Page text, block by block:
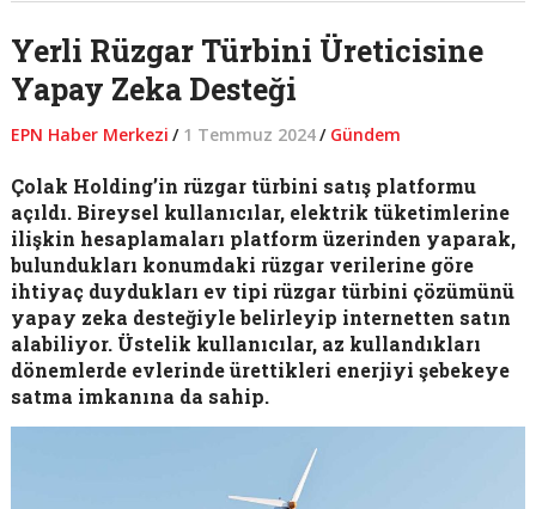
Yerli Rüzgar Türbini Üreticisine
Yapay Zeka Desteği
EPN Haber Merkezi / 1 Temmuz 2024/ Gündem
Çolak Holding’in rüzgar türbini satış platformu
açıldı. Bireysel kullanıcılar, elektrik tüketimlerine
ilişkin hesaplamaları platform üzerinden yaparak,
bulundukları konumdaki rüzgar verilerine göre
ihtiyaç duydukları ev tipi rüzgar türbini çözümünü
yapay zeka desteğiyle belirleyip internetten satın
alabiliyor. Üstelik kullanıcılar, az kullandıkları
dönemlerde evlerinde ürettikleri enerjiyi şebekeye
satma imkanına da sahip.